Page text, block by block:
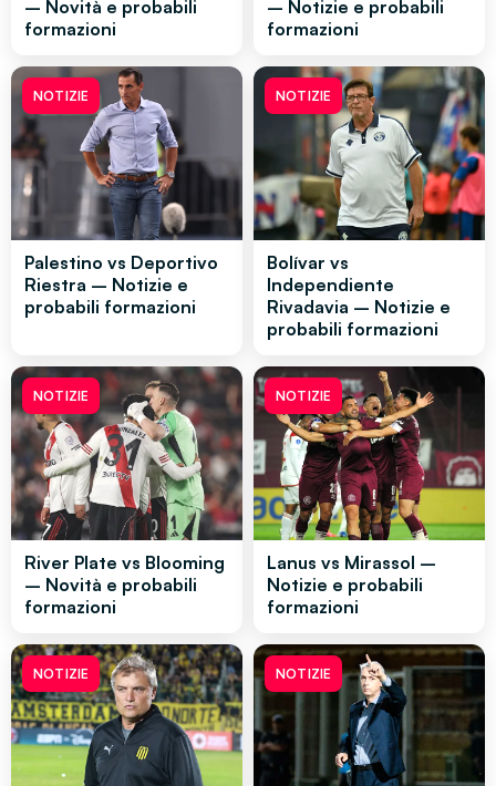
– Novità e probabili
formazioni
– Notizie e probabili
formazioni
NOTIZIE
Palestino vs Deportivo
Riestra – Notizie e
probabili formazioni
NOTIZIE
Bolívar vs
Independiente
Rivadavia – Notizie e
probabili formazioni
NOTIZIE
River Plate vs Blooming
– Novità e probabili
formazioni
NOTIZIE
Lanus vs Mirassol –
Notizie e probabili
formazioni
NOTIZIE NOTIZIE